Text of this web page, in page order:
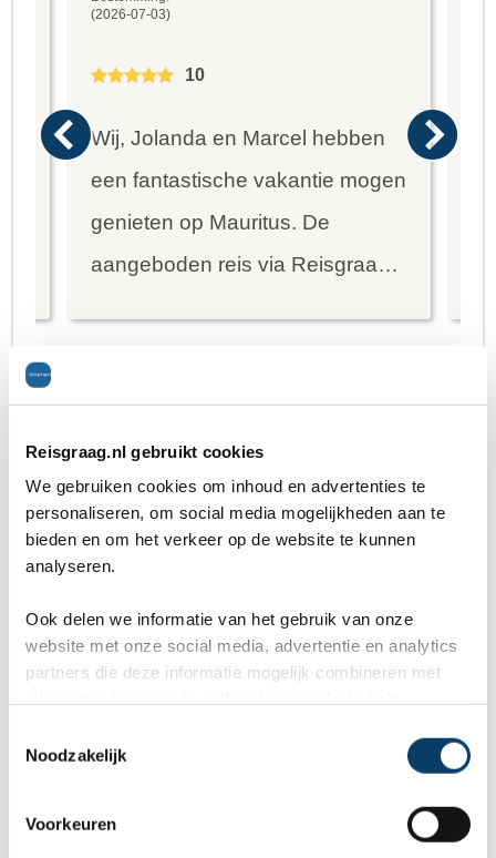
Reisgraag.nl gebruikt cookies
We gebruiken cookies om inhoud en advertenties te
personaliseren, om social media mogelijkheden aan te
bieden en om het verkeer op de website te kunnen
analyseren.
Ook delen we informatie van het gebruik van onze
website met onze social media, advertentie en analytics
partners die deze informatie mogelijk combineren met
Noodzakelijk
Voorkeuren
(2026-07-03)
10
Wij, Jolanda en Marcel hebben
een fantastische vakantie mogen
genieten op Mauritus. De
aangeboden reis via Reisgraag
Vertel ons uw vakantie wensen. Onze
reisexperts maken gratis en vrijblijvend een
reisvoorstel op maat.
ANVR, SGR, Calamiteitenfonds
9,8 in 569 klantenreviews
Persoonlijk contact met expert
Wat zijn uw wensen?